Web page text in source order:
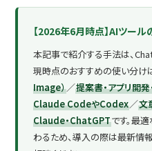
【2026年6月時点】AIツール
本記事で紹介する手法は、
現時点のおすすめの使い分け
Image）／提案書・アプリ開
Claude CodeやCodex／文
Claude・ChatGPTです。最
わるため、導入の際は最新情